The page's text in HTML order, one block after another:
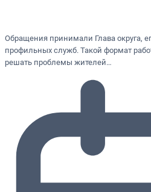
Обращения принимали Глава округа,
профильных служб. Такой формат
решать проблемы жителей…